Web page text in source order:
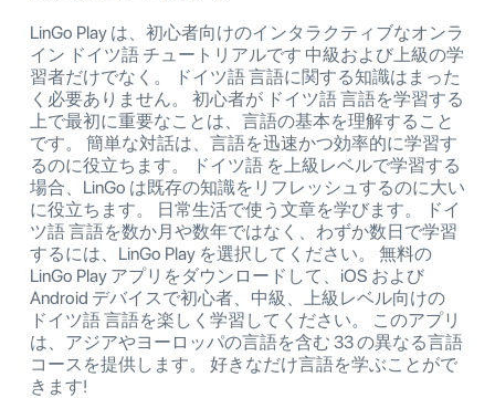
LinGo Play は、初心者向けのインタラクティブなオンラ
イン ドイツ語 チュートリアルです 中級および上級の学
習者だけでなく。 ドイツ語 言語に関する知識はまった
く必要ありません。 初心者が ドイツ語 言語を学習する
上で最初に重要なことは、言語の基本を理解すること
です。 簡単な対話は、言語を迅速かつ効率的に学習す
るのに役立ちます。 ドイツ語 を上級レベルで学習する
場合、LinGo は既存の知識をリフレッシュするのに大い
に役立ちます。 日常生活で使う文章を学びます。 ドイ
ツ語 言語を数か月や数年ではなく、わずか数日で学習
するには、LinGo Play を選択してください。 無料の
LinGo Play アプリをダウンロードして、iOS および
Android デバイスで初心者、中級、上級レベル向けの
ドイツ語 言語を楽しく学習してください。 このアプリ
は、アジアやヨーロッパの言語を含む 33 の異なる言語
コースを提供します。 好きなだけ言語を学ぶことがで
きます!